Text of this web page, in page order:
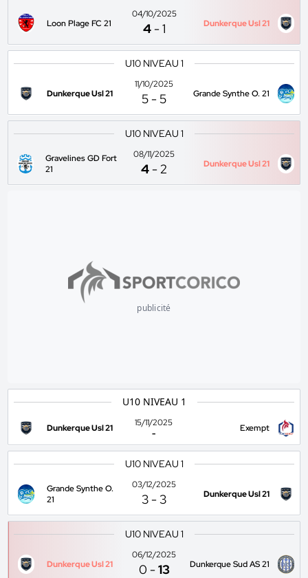
Loon Plage FC 21
04/10/2025
4 -1 Dunkerque Usl 21
U10 NIVEAU 1
Dunkerque Usl 21
11/10/2025
5 - 5 Grande Synthe O. 21
U10 NIVEAU 1
Gravelines GD Fort
21
08/11/2025
4 -2 Dunkerque Usl 21
publicité
U10 NIVEAU 1
Dunkerque Usl 21
15/11/2025
-
Exempt
U10 NIVEAU 1
Grande Synthe O.
21
03/12/2025
3 - 3 Dunkerque Usl 21
U10 NIVEAU 1
Dunkerque Usl 21
06/12/2025
0 -13 Dunkerque Sud AS 21